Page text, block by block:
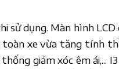
sử dụng. Màn hình
xe vừa tăng tính
giảm xóc êm ái,...